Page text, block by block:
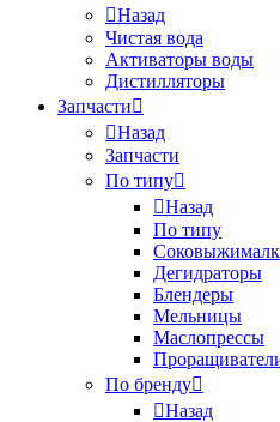
Назад
Чистая вода
Активаторы воды
Дистилляторы
Запчасти
Назад
Запчасти
По типу
Назад
По типу
Дегидраторы
Блендеры
Мельницы
Маслопрессы
По бренду
Назад